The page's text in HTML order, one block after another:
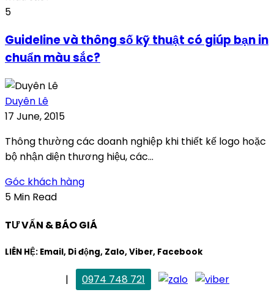
5
Guideline và thông số kỹ thuật có giúp bạn in
chuẩn màu sắc?
Duyên Lê
17 June, 2015
Thông thường các doanh nghiệp khi thiết kế logo hoặc
bộ nhận diện thương hiệu, các...
Góc khách hàng
5 Min Read
TƯ VẤN & BÁO GIÁ
LIÊN HỆ: Email, Di động, Zalo, Viber, Facebook
|
0974 748 721